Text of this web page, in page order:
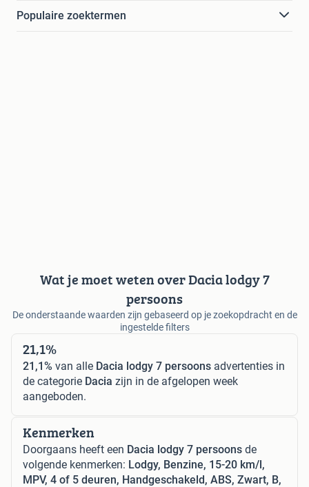
Populaire zoektermen
Wat je moet weten over Dacia lodgy 7
persoons
De onderstaande waarden zijn gebaseerd op je zoekopdracht en de
ingestelde filters
21,1%
21,1% van alle Dacia lodgy 7 persoons advertenties in
de categorie Dacia zijn in de afgelopen week
aangeboden.
Kenmerken
Doorgaans heeft een Dacia lodgy 7 persoons de
volgende kenmerken: Lodgy, Benzine, 15-20 km/l,
MPV, 4 of 5 deuren, Handgeschakeld, ABS, Zwart, B,